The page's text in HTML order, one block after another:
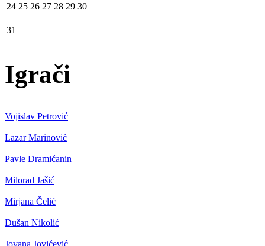
24 25 26 27 28 29 30
31
Igrači
Vojislav Petrović
Lazar Marinović
Pavle Dramićanin
Milorad Jašić
Mirjana Čelić
Dušan Nikolić
Jovana Jovićević